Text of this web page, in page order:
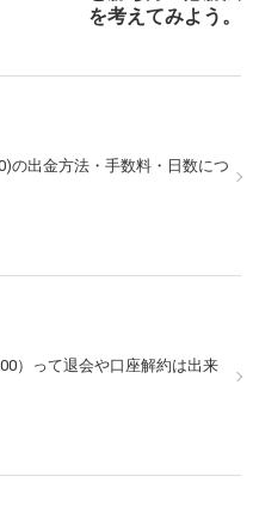
を考えてみよう。
の出金方法・手数料・日数につ
）って退会や口座解約は出来